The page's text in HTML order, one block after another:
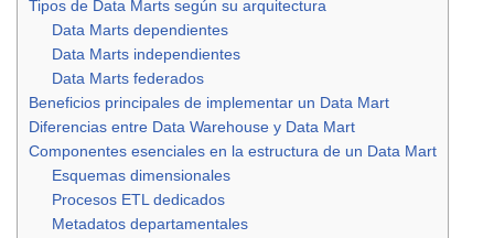
Tipos de Data Marts según su arquitectura
Data Marts dependientes
Data Marts independientes
Data Marts federados
Beneficios principales de implementar un Data Mart
Diferencias entre Data Warehouse y Data Mart
Componentes esenciales en la estructura de un Data Mart
Esquemas dimensionales
Procesos ETL dedicados
Metadatos departamentales